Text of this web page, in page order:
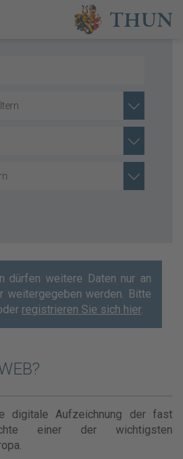
dürfen weitere Daten nur an
weitergegeben werden. Bitte
registrieren Sie sich hier.
digitale Aufzeichnung der fast
einer der wichtigsten